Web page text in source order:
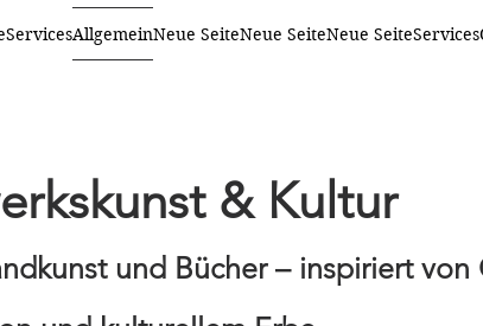
ServicesAllgemeinNeue SeiteNeue SeiteNeue SeiteServices
& Kultur
und Bücher – inspiriert von